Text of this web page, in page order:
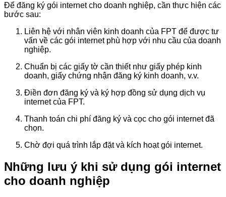
Để đăng ký gói internet cho doanh nghiệp, cần thực hiện các
bước sau:
Liên hệ với nhân viên kinh doanh của FPT để được tư
vấn về các gói internet phù hợp với nhu cầu của doanh
nghiệp.
Chuẩn bị các giấy tờ cần thiết như giấy phép kinh
doanh, giấy chứng nhận đăng ký kinh doanh, v.v.
Điền đơn đăng ký và ký hợp đồng sử dụng dịch vụ
internet của FPT.
Thanh toán chi phí đăng ký và cọc cho gói internet đã
chọn.
Chờ đợi quá trình lắp đặt và kích hoạt gói internet.
Những lưu ý khi sử dụng gói internet
cho doanh nghiệp